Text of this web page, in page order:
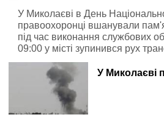
У Миколаєві в День
правоохоронці вшанували
під час виконання службових
09:00 у місті зупинився рух
схилили голови за хвилину
У Миколаєві